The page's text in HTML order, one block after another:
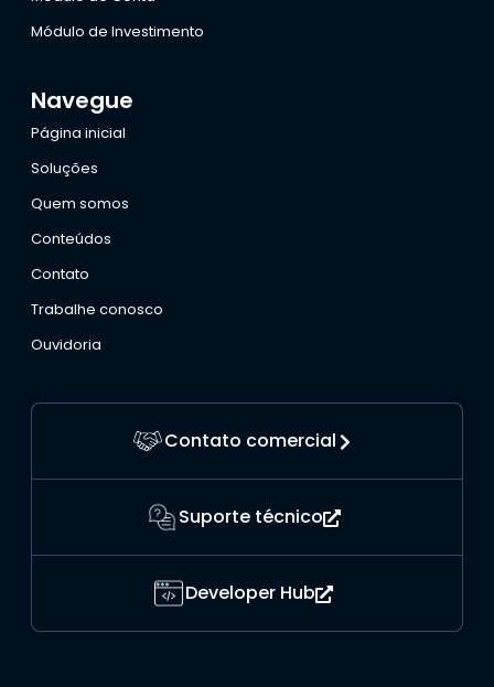
Módulo de Investimento
Navegue
Página inicial
Soluções
Quem somos
Conteúdos
Contato
Trabalhe conosco
Ouvidoria
Contato comercial
Suporte técnico
Developer Hub